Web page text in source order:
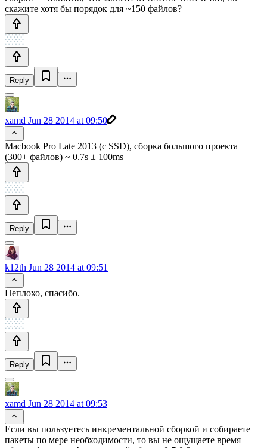
скажите хотя бы порядок для ~150 файлов?
Reply
xamd Jun 28 2014 at 09:50
Macbook Pro Late 2013 (с SSD), сборка большого проекта
(300+ файлов) ~ 0.7s ± 100ms
Reply
k12th Jun 28 2014 at 09:51
Неплохо, спасибо.
Reply
xamd Jun 28 2014 at 09:53
Если вы пользуетесь инкрементальной сборкой и собираете
пакеты по мере необходимости, то вы не ощущаете время